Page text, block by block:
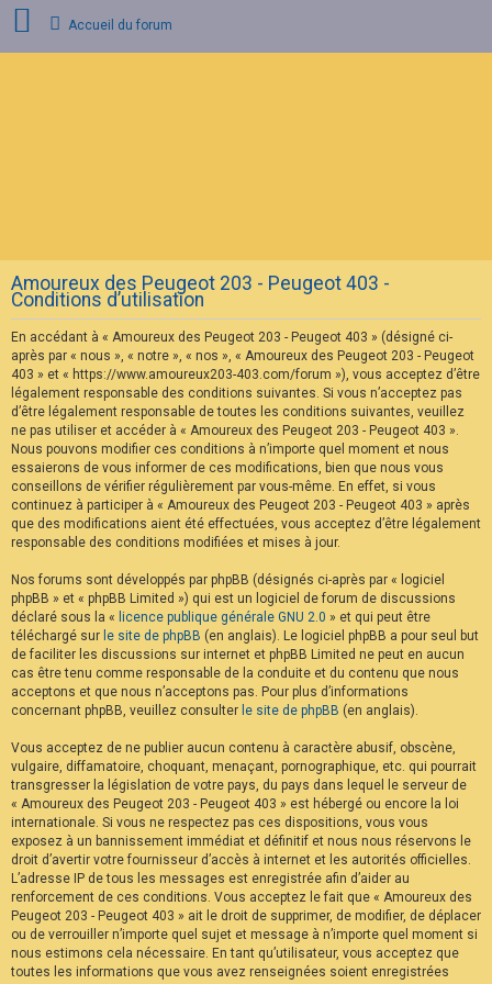
I
n
s
c
r
i
p
t
o
n
F
A
Q
Accueil du forum
Amoureux des Peugeot 203 - Peugeot 403 -
Conditions d’utilisation
En accédant à « Amoureux des Peugeot 203 - Peugeot 403 » (désigné ci-
après par « nous », « notre », « nos », « Amoureux des Peugeot 203 - Peugeot
403 » et « https://www.amoureux203-403.com/forum »), vous acceptez d’être
légalement responsable des conditions suivantes. Si vous n’acceptez pas
d’être légalement responsable de toutes les conditions suivantes, veuillez
ne pas utiliser et accéder à « Amoureux des Peugeot 203 - Peugeot 403 ».
Nous pouvons modifier ces conditions à n’importe quel moment et nous
essaierons de vous informer de ces modifications, bien que nous vous
conseillons de vérifier régulièrement par vous-même. En effet, si vous
continuez à participer à « Amoureux des Peugeot 203 - Peugeot 403 » après
que des modifications aient été effectuées, vous acceptez d’être légalement
responsable des conditions modifiées et mises à jour.
Nos forums sont développés par phpBB (désignés ci-après par « logiciel
phpBB » et « phpBB Limited ») qui est un logiciel de forum de discussions
déclaré sous la « licence publique générale GNU 2.0 » et qui peut être
téléchargé sur le site de phpBB (en anglais). Le logiciel phpBB a pour seul but
de faciliter les discussions sur internet et phpBB Limited ne peut en aucun
cas être tenu comme responsable de la conduite et du contenu que nous
acceptons et que nous n’acceptons pas. Pour plus d’informations
concernant phpBB, veuillez consulter le site de phpBB (en anglais).
Vous acceptez de ne publier aucun contenu à caractère abusif, obscène,
vulgaire, diffamatoire, choquant, menaçant, pornographique, etc. qui pourrait
transgresser la législation de votre pays, du pays dans lequel le serveur de
« Amoureux des Peugeot 203 - Peugeot 403 » est hébergé ou encore la loi
internationale. Si vous ne respectez pas ces dispositions, vous vous
exposez à un bannissement immédiat et définitif et nous nous réservons le
droit d’avertir votre fournisseur d’accès à internet et les autorités officielles.
L’adresse IP de tous les messages est enregistrée afin d’aider au
renforcement de ces conditions. Vous acceptez le fait que « Amoureux des
Peugeot 203 - Peugeot 403 » ait le droit de supprimer, de modifier, de déplacer
ou de verrouiller n’importe quel sujet et message à n’importe quel moment si
nous estimons cela nécessaire. En tant qu’utilisateur, vous acceptez que
toutes les informations que vous avez renseignées soient enregistrées